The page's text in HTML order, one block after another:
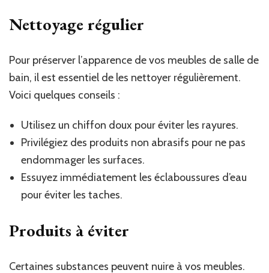
Nettoyage régulier
Pour préserver l’apparence de vos meubles de salle de
bain, il est essentiel de les nettoyer régulièrement.
Voici quelques conseils :
Utilisez un chiffon doux pour éviter les rayures.
Privilégiez des produits non abrasifs pour ne pas
endommager les surfaces.
Essuyez immédiatement les éclaboussures d’eau
pour éviter les taches.
Produits à éviter
Certaines substances peuvent nuire à vos meubles.